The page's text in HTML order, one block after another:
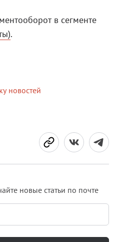
в сегменте
.
новостей
новые статьи по почте